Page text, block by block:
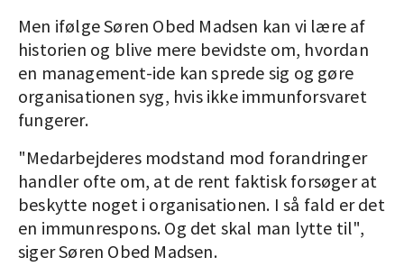
Men ifølge Søren Obed Madsen kan vi lære af
historien og blive mere bevidste om, hvordan
en management-ide kan sprede sig og gøre
organisationen syg, hvis ikke immunforsvaret
fungerer.
"Medarbejderes modstand mod forandringer
handler ofte om, at de rent faktisk forsøger at
beskytte noget i organisationen. I så fald er det
en immunrespons. Og det skal man lytte til",
siger Søren Obed Madsen.